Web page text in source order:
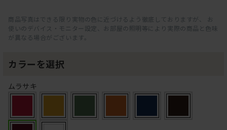
商品写真はできる限り実物の色に近づけるよう徹底しておりますが、 お
使いのデバイス・モニター設定、お部屋の照明等により実際の商品と色味
が異なる場合がございます。
カラーを選択
ムラサキ